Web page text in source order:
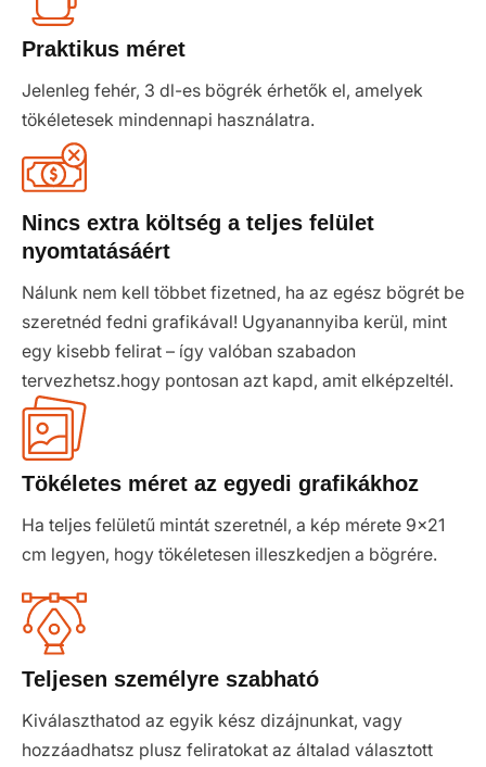
Praktikus méret
Jelenleg fehér, 3 dl-es bögrék érhetők el, amelyek
tökéletesek mindennapi használatra.
Nincs extra költség a teljes felület
nyomtatásáért
Nálunk nem kell többet fizetned, ha az egész bögrét be
szeretnéd fedni grafikával! Ugyanannyiba kerül, mint
egy kisebb felirat – így valóban szabadon
tervezhetsz.hogy pontosan azt kapd, amit elképzeltél.
Tökéletes méret az egyedi grafikákhoz
Ha teljes felületű mintát szeretnél, a kép mérete 9x21
cm legyen, hogy tökéletesen illeszkedjen a bögrére.
Teljesen személyre szabható
Kiválaszthatod az egyik kész dizájnunkat, vagy
hozzáadhatsz plusz feliratokat az általad választott